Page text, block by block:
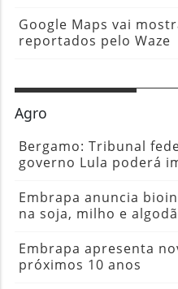
Google Maps vai
reportados pelo Waze
Agro
Bergamo: Tribunal
governo Lula poderá
Embrapa anuncia
na soja, milho e
Embrapa apresenta
próximos 10 anos